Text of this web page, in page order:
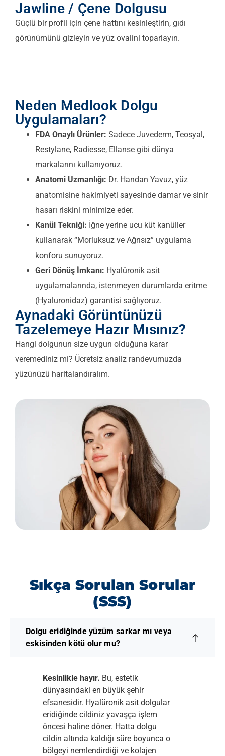
Jawline / Çene Dolgusu
Güçlü bir profil için çene hattını kesinleştirin, gıdı
görünümünü gizleyin ve yüz ovalini toparlayın.
Neden Medlook Dolgu
Uygulamaları?
FDA Onaylı Ürünler: Sadece Juvederm, Teosyal,
Restylane, Radiesse, Ellanse gibi dünya
markalarını kullanıyoruz.
Anatomi Uzmanlığı: Dr. Handan Yavuz, yüz
anatomisine hakimiyeti sayesinde damar ve sinir
hasarı riskini minimize eder.
Kanül Tekniği: İğne yerine ucu küt kanüller
kullanarak “Morluksuz ve Ağrısız” uygulama
konforu sunuyoruz.
Geri Dönüş İmkanı: Hyalüronik asit
uygulamalarında, istenmeyen durumlarda eritme
(Hyaluronidaz) garantisi sağlıyoruz.
Aynadaki Görüntünüzü
Tazelemeye Hazır Mısınız?
Hangi dolgunun size uygun olduğuna karar
veremediniz mi? Ücretsiz analiz randevumuzda
yüzünüzü haritalandıralım.
Sıkça Sorulan Sorular
(SSS)
Dolgu eridiğinde yüzüm sarkar mı veya
eskisinden kötü olur mu?
Kesinlikle hayır. Bu, estetik
dünyasındaki en büyük şehir
efsanesidir. Hyalüronik asit dolgular
eridiğinde cildiniz yavaşça işlem
öncesi haline döner. Hatta dolgu
cildin altında kaldığı süre boyunca o
bölgeyi nemlendirdiği ve kolajen